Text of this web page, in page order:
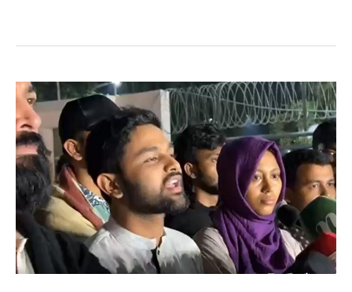
অনেক
খারাপ,এ
ধরনের
রোগিদের
কাম
ব্যাক
করার
চান্স
নাই
বললেই